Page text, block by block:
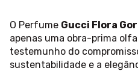
O Perfume Gucci Flora
apenas uma obra-prima
testemunho do
sustentabilidade e a